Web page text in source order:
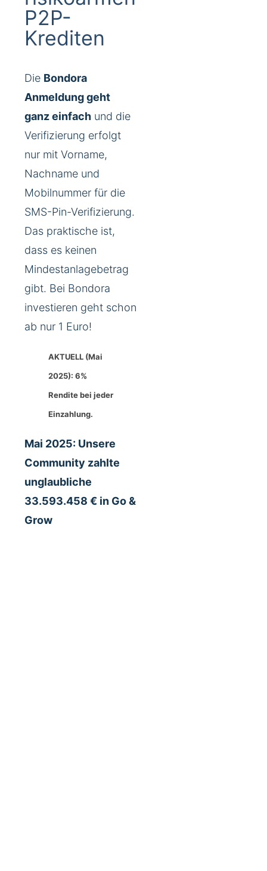
P2P-
Krediten
Die Bondora
Anmeldung geht
ganz einfach und die
Verifizierung erfolgt
nur mit Vorname,
Nachname und
Mobilnummer für die
SMS-Pin-Verifizierung.
Das praktische ist,
dass es keinen
Mindestanlagebetrag
gibt. Bei Bondora
investieren geht schon
ab nur 1 Euro!
AKTUELL (Mai
2025): 6%
Rendite bei jeder
Einzahlung.
Mai 2025: Unsere
Community zahlte
unglaubliche
33.593.458 € in Go &
Grow